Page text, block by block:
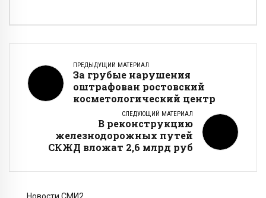
ПРЕДЫДУЩИЙ МАТЕРИАЛ
За грубые нарушения
оштрафован ростовский
косметологический центр
СЛЕДУЮЩИЙ МАТЕРИАЛ
В реконструкцию
железнодорожных путей
СКЖД вложат 2,6 млрд руб